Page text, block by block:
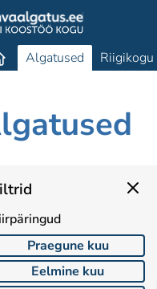
Algatused Riigikogu
Praegune kuu
Eelmine kuu